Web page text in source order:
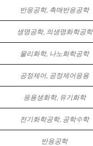
반응공학, 촉매반응공학
생명공학, 의생명화학공학
물리화학, 나노화학공학
공정제어, 공정제어응용
응용생화학, 유기화학
전기화학공학, 공학수학
반응공학